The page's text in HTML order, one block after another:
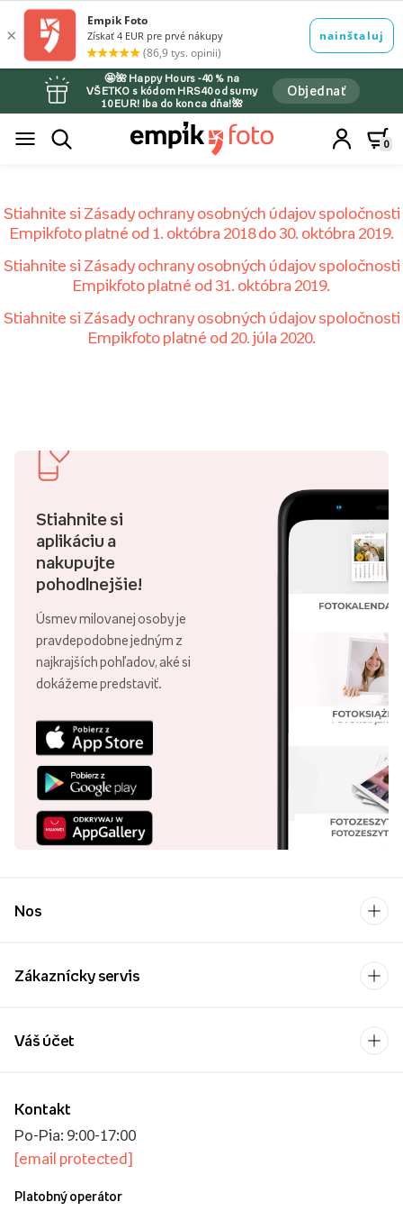
🤩🌺 Happy Hours -40 % na
VŠETKO s kódom HRS40 od sumy
10 EUR! Iba do konca dňa!🌺
Objednať
0
Stiahnite si Zásady ochrany osobných údajov spoločnosti
Empikfoto platné od 1. októbra 2018 do 30. októbra 2019.
Stiahnite si Zásady ochrany osobných údajov spoločnosti
Empikfoto platné od 31. októbra 2019.
Stiahnite si Zásady ochrany osobných údajov spoločnosti
Empikfoto platné od 20. júla 2020.
Stiahnite si
aplikáciu a
nakupujte
pohodlnejšie!
Úsmev milovanej osoby je
pravdepodobne jedným z
najkrajších pohľadov, aké si
dokážeme predstaviť.
Nos
Zákaznícky servis
Kontakt
Po-Pia: 9:00-17:00
[email protected]
Platobný operátor
Váš účet